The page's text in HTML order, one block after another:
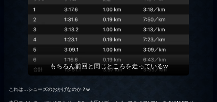
もちろん前回と同じところを走っているw
これは…シューズのおかげなのか？w